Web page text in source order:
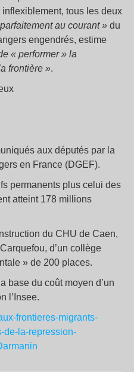
tous les deux
au courant » du
engendrés, estime
« performer » la
frontière ».
aux députés par la
en France (DGEF).
permanents plus celui des
atteint 178 millions
du CHU de Caen,
d’un collège
» de 200 places.
base du coût moyen d’un
l’Insee.
frontieres-migrants-
de-la-repression-